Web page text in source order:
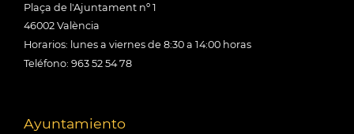
Plaça de l'Ajuntament nº 1
46002 València
Horarios: lunes a viernes de 8:30 a 14:00 horas
Teléfono: 963 52 54 78
Ayuntamiento